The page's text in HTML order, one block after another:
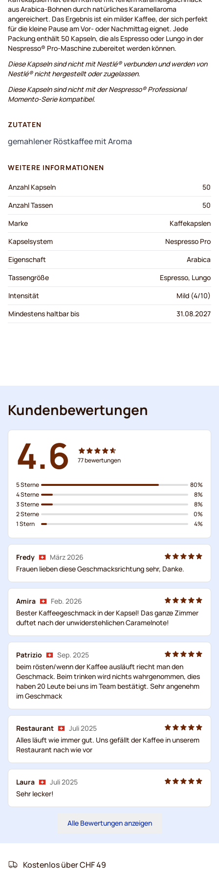
aus Arabica-Bohnen durch natürliches Karamellaroma
angereichert. Das Ergebnis ist ein milder Kaffee, der sich perfekt
für die kleine Pause am Vor- oder Nachmittag eignet. Jede
Packung enthält 50 Kapseln, die als Espresso oder Lungo in der
Nespresso® Pro-Maschine zubereitet werden können.
Diese Kapseln sind nicht mit Nestlé® verbunden und werden von
Nestlé® nicht hergestellt oder zugelassen.
Diese Kapseln sind nicht mit der Nespresso® Professional
Momento-Serie kompatibel.
ZUTATEN
gemahlener Röstkaffee mit Aroma
WEITERE INFORMATIONEN
Anzahl Kapseln
50
Anzahl Tassen
50
Marke
Kaffekapslen
Kapselsystem
Nespresso Pro
Eigenschaft
Arabica
Tassengröße
Espresso, Lungo
Intensität
Mild (4/10)
Mindestens haltbar bis
31.08.2027
Kundenbewertungen
4.6 77bewertungen
5 Sterne
4 Sterne
3 Sterne
2 Sterne
1 Stern
80%
8%
8%
0%
4%
Fredy
März 2026
Frauen lieben diese Geschmacksrichtung sehr, Danke.
Amira
Feb. 2026
Bester Kaffeegeschmack in der Kapsel! Das ganze Zimmer
duftet nach der unwiderstehlichen Caramelnote!
Patrizio
Sep. 2025
beim rösten/wenn der Kaffee ausläuft riecht man den
Geschmack. Beim trinken wird nichts wahrgenommen, dies
haben 20 Leute bei uns im Team bestätigt. Sehr angenehm
im Geschmack
Restaurant
Juli 2025
Alles läuft wie immer gut. Uns gefällt der Kaffee in unserem
Restaurant nach wie vor
Laura
Juli 2025
Sehr lecker!
Alle Bewertungen anzeigen
Kostenlos über CHF 49